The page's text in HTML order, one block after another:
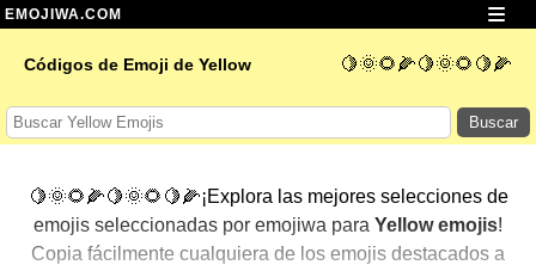
EMOJIWA.COM
Códigos de Emoji de Yellow 🍋🌞🌻🌽🍋🌞🌻🍋🌽
Buscar
🍋🌞🌻🌽🍋🌞🌻🍋🌽¡Explora las mejores selecciones de
emojis seleccionadas por emojiwa para Yellow emojis!
Copia fácilmente cualquiera de los emojis destacados a